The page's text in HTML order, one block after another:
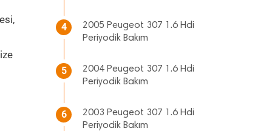
4
2005 Peugeot 307 1.6 Hdi
Periyodik Bakım
5
2004 Peugeot 307 1.6 Hdi
Periyodik Bakım
6
2003 Peugeot 307 1.6 Hdi
Periyodik Bakım